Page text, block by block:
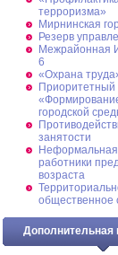
терроризма»
Мирнинская
Резерв
Межрайонная
6
«Охрана
Приоритетный
городской
занятости
Неформальная
работники
возраста
общественное